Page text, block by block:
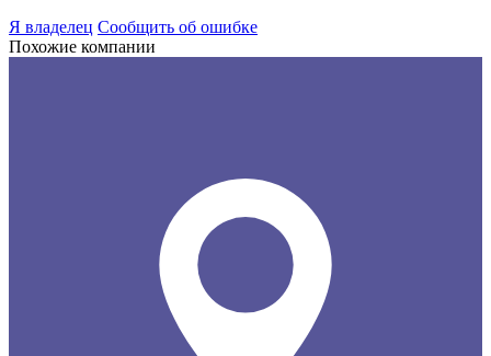
Я владелец Сообщить об ошибке
Похожие компании